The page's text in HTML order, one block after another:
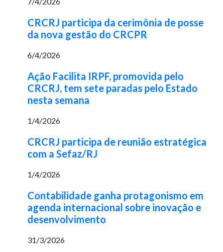
CRCRJ participa da cerimônia de posse
da nova gestão do CRCPR
6/4/2026
Ação Facilita IRPF, promovida pelo
CRCRJ, tem sete paradas pelo Estado
nesta semana
1/4/2026
CRCRJ participa de reunião estratégica
com a Sefaz/RJ
1/4/2026
Contabilidade ganha protagonismo em
agenda internacional sobre inovação e
desenvolvimento
31/3/2026